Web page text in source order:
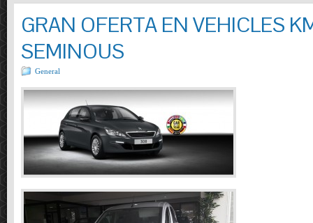
GRAN OFERTA EN VEHICLES
SEMINOUS
General